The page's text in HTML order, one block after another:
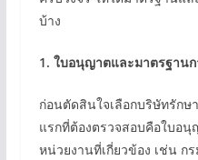
บ้าง
1. ใบอนุญาตและมาตรฐาน
ก่อนตัดสินใจเลือกบริษัทรัก
แรกที่ต้องตรวจสอบคือใบอ
หน่วยงานที่เกี่ยวข้อง เช่น ก